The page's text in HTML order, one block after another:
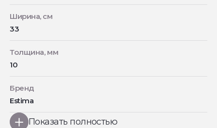
Ширина, см
33
Толщина, мм
10
Бренд
Estima
Показать полностью